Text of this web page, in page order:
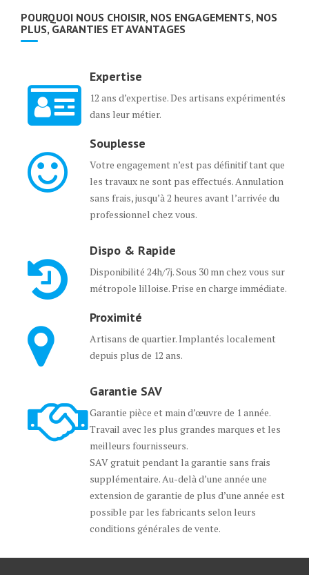
POURQUOI NOUS CHOISIR, NOS ENGAGEMENTS, NOS
PLUS, GARANTIES ET AVANTAGES
Expertise
12 ans d’expertise. Des artisans expérimentés
dans leur métier.
Souplesse
Votre engagement n’est pas définitif tant que
les travaux ne sont pas effectués. Annulation
sans frais, jusqu’à 2 heures avant l’arrivée du
professionnel chez vous.
Dispo & Rapide
Disponibilité 24h/7j. Sous 30 mn chez vous sur
métropole lilloise. Prise en charge immédiate.
Proximité
Artisans de quartier. Implantés localement
depuis plus de 12 ans.
Garantie SAV
Garantie pièce et main d’œuvre de 1 année.
Travail avec les plus grandes marques et les
meilleurs fournisseurs.
SAV gratuit pendant la garantie sans frais
supplémentaire. Au-delà d’une année une
extension de garantie de plus d’une année est
possible par les fabricants selon leurs
conditions générales de vente.